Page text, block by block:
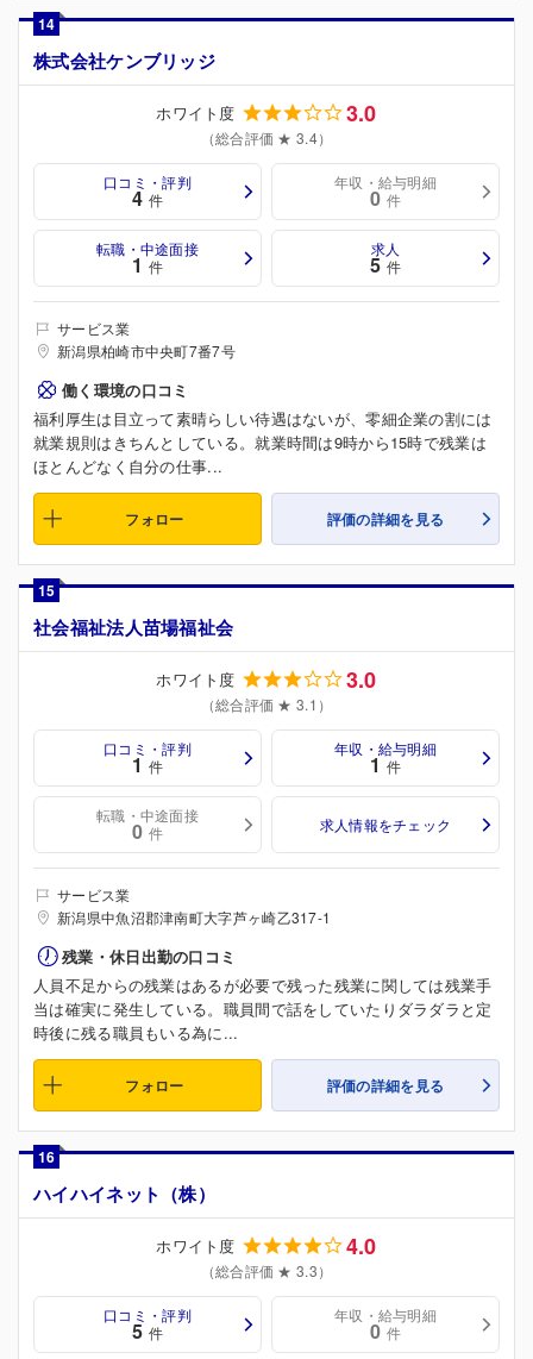
14
株式会社ケンブリッジ
ホワイト度 3.0
（総合評価 ★ 3.4）
口コミ・評判
4 件
年収・給与明細
0 件
転職・中途面接
1 件
求人
5 件
サービス業
新潟県柏崎市中央町7番7号
働く環境の口コミ
福利厚生は目立って素晴らしい待遇はないが、零細企業の割には
就業規則はきちんとしている。就業時間は9時から15時で残業は
ほとんどなく自分の仕事...
フォロー 評価の詳細を見る
15
社会福祉法人苗場福祉会
ホワイト度 3.0
（総合評価 ★ 3.1）
口コミ・評判
1 件
年収・給与明細
1 件
転職・中途面接
0 件 求人情報をチェック
サービス業
新潟県中魚沼郡津南町大字芦ヶ崎乙317-1
残業・休日出勤の口コミ
人員不足からの残業はあるが必要で残った残業に関しては残業手
当は確実に発生している。職員間で話をしていたりダラダラと定
時後に残る職員もいる為に...
フォロー 評価の詳細を見る
16
ハイハイネット（株）
ホワイト度 4.0
（総合評価 ★ 3.3）
口コミ・評判
5 件
年収・給与明細
0 件